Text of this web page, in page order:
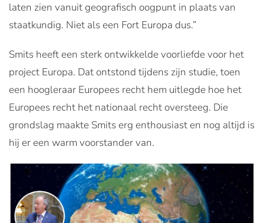
laten zien vanuit geografisch oogpunt in plaats van
staatkundig. Niet als een Fort Europa dus.”
Smits heeft een sterk ontwikkelde voorliefde voor het
project Europa. Dat ontstond tijdens zijn studie, toen
een hoogleraar Europees recht hem uitlegde hoe het
Europees recht het nationaal recht oversteeg. Die
grondslag maakte Smits erg enthousiast en nog altijd is
hij er een warm voorstander van.